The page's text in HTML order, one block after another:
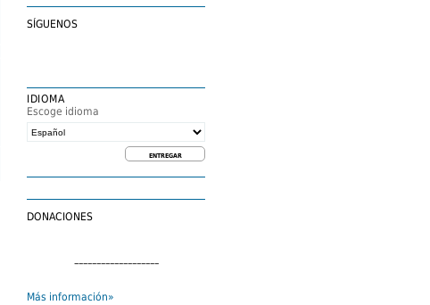
SÍGUENOS
IDIOMA
Escoge idioma
DONACIONES
–––––––––––––––––––
Más información»